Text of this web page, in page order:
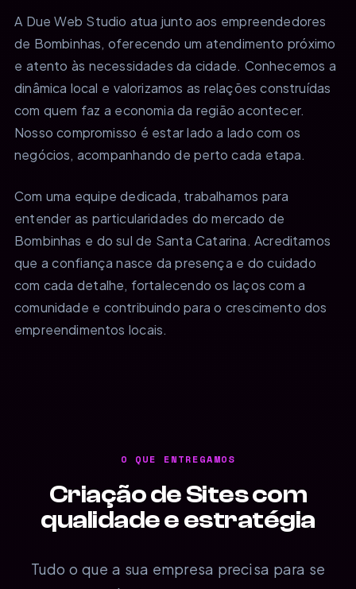
A Due Web Studio atua junto aos empreendedores
de Bombinhas, oferecendo um atendimento próximo
e atento às necessidades da cidade. Conhecemos a
dinâmica local e valorizamos as relações construídas
com quem faz a economia da região acontecer.
Nosso compromisso é estar lado a lado com os
negócios, acompanhando de perto cada etapa.
Com uma equipe dedicada, trabalhamos para
entender as particularidades do mercado de
Bombinhas e do sul de Santa Catarina. Acreditamos
que a confiança nasce da presença e do cuidado
com cada detalhe, fortalecendo os laços com a
comunidade e contribuindo para o crescimento dos
empreendimentos locais.
O QUE ENTREGAMOS
Criação de Sites com
qualidade e estratégia
Tudo o que a sua empresa precisa para se